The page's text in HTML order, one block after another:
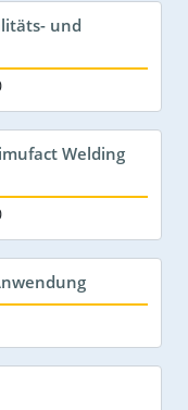
und
Welding